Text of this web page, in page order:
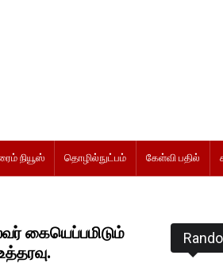
நியூஸ் தொழில்நுட்பம் கேள்வி பதில்
கையெப்பமிடும்